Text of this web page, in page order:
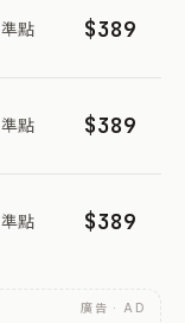
準點 $389
準點 $389
準點 $389
廣告 · AD